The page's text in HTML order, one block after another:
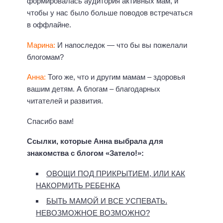
чтобы у нас было больше поводов встречаться
в оффлайне.
Марина: И напоследок — что бы вы пожелали
блогомам?
Анна: Того же, что и другим мамам – здоровья
вашим детям. А блогам – благодарных
читателей и развития.
Спасибо вам!
Ссылки, которые Анна выбрала для
знакомства с блогом «Затело!»:
ОВОЩИ ПОД ПРИКРЫТИЕМ, ИЛИ КАК
НАКОРМИТЬ РЕБЕНКА
БЫТЬ МАМОЙ И ВСЕ УСПЕВАТЬ.
НЕВОЗМОЖНОЕ ВОЗМОЖНО?